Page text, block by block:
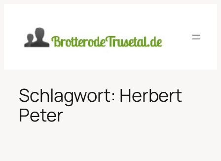
springen
Schlagwort: Herbert
Peter